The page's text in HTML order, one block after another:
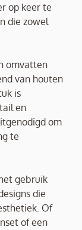
op keer te
die zowel
omvatten
van houten
is
en
om
te
gebruik
die
Of
of een